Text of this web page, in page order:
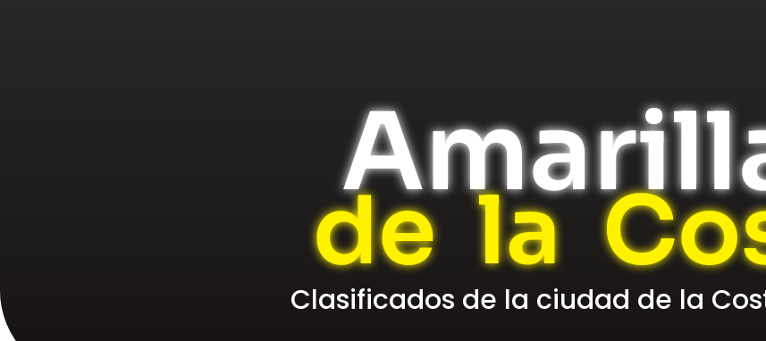
de la
Clasificados de la ciudad de la